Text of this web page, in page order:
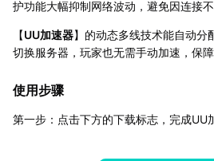
护功能大幅抑制网络波动，避免因连接不
【UU加速器】的动态多线技术能自动分
切换服务器，玩家也无需手动加速，保障
使用步骤
第一步：点击下方的下载标志，完成UU